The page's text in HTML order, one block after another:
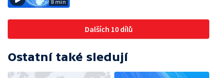
8 min
Dalších 10 dílů
Ostatní také sledují